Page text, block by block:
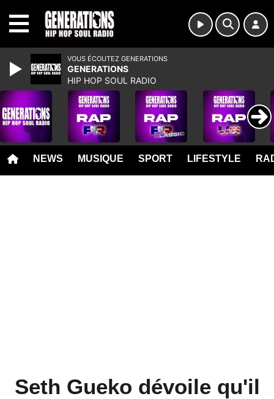
NEWS MUSIQUE SPORT LIFESTYLE
Seth Gueko dévoile qu'il
VOUS ÉCOUTEZ GENERATIONS
GENERATIONS
HIP HOP SOUL RADIO